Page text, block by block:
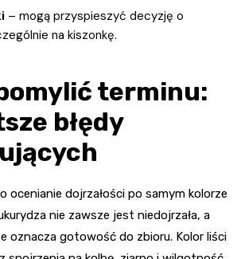
– mogą przyspieszyć decyzję o
na kiszonkę.
terminu:
błędy
ocenianie dojrzałości po samym kolorze
nie zawsze jest niedojrzała, a
oznacza gotowość do zbioru. Kolor liści